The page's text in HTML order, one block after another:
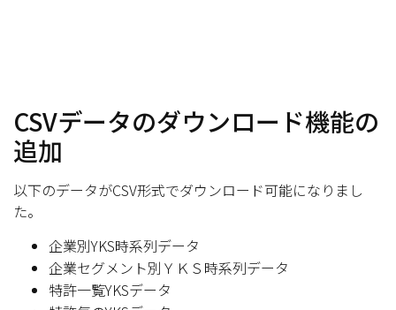
CSVデータのダウンロード機能の
追加
以下のデータがCSV形式でダウンロード可能になりまし
た。
企業別YKS時系列データ
企業セグメント別ＹＫＳ時系列データ
特許一覧YKSデータ